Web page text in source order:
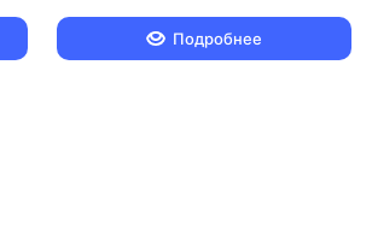
Подробнее